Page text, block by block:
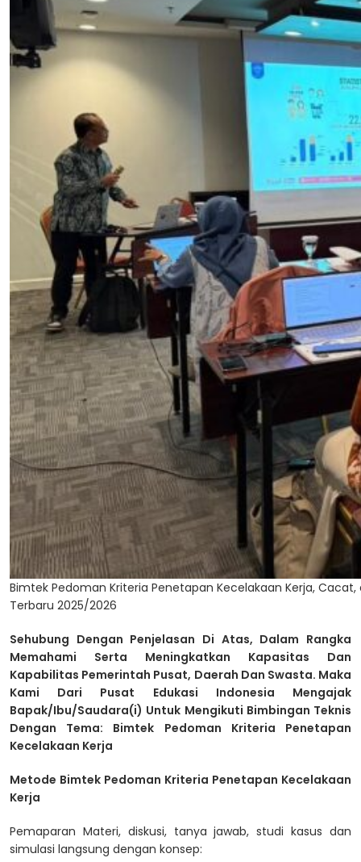
Bimtek Pedoman Kriteria Penetapan Kecelakaan Kerja,
Terbaru 2025/2026
Sehubung Dengan Penjelasan Di Atas, Dalam Rangka
Memahami Serta Meningkatkan Kapasitas Dan
Kapabilitas Pemerintah Pusat, Daerah Dan Swasta. Maka
Kami Dari Pusat Edukasi Indonesia Mengajak
Bapak/Ibu/Saudara(i) Untuk Mengikuti Bimbingan Teknis
Dengan Tema: Bimtek Pedoman Kriteria Penetapan
Kecelakaan Kerja
Metode Bimtek Pedoman Kriteria Penetapan Kecelakaan
Kerja
Pemaparan Materi, diskusi, tanya jawab, studi kasus dan
simulasi langsung dengan konsep: